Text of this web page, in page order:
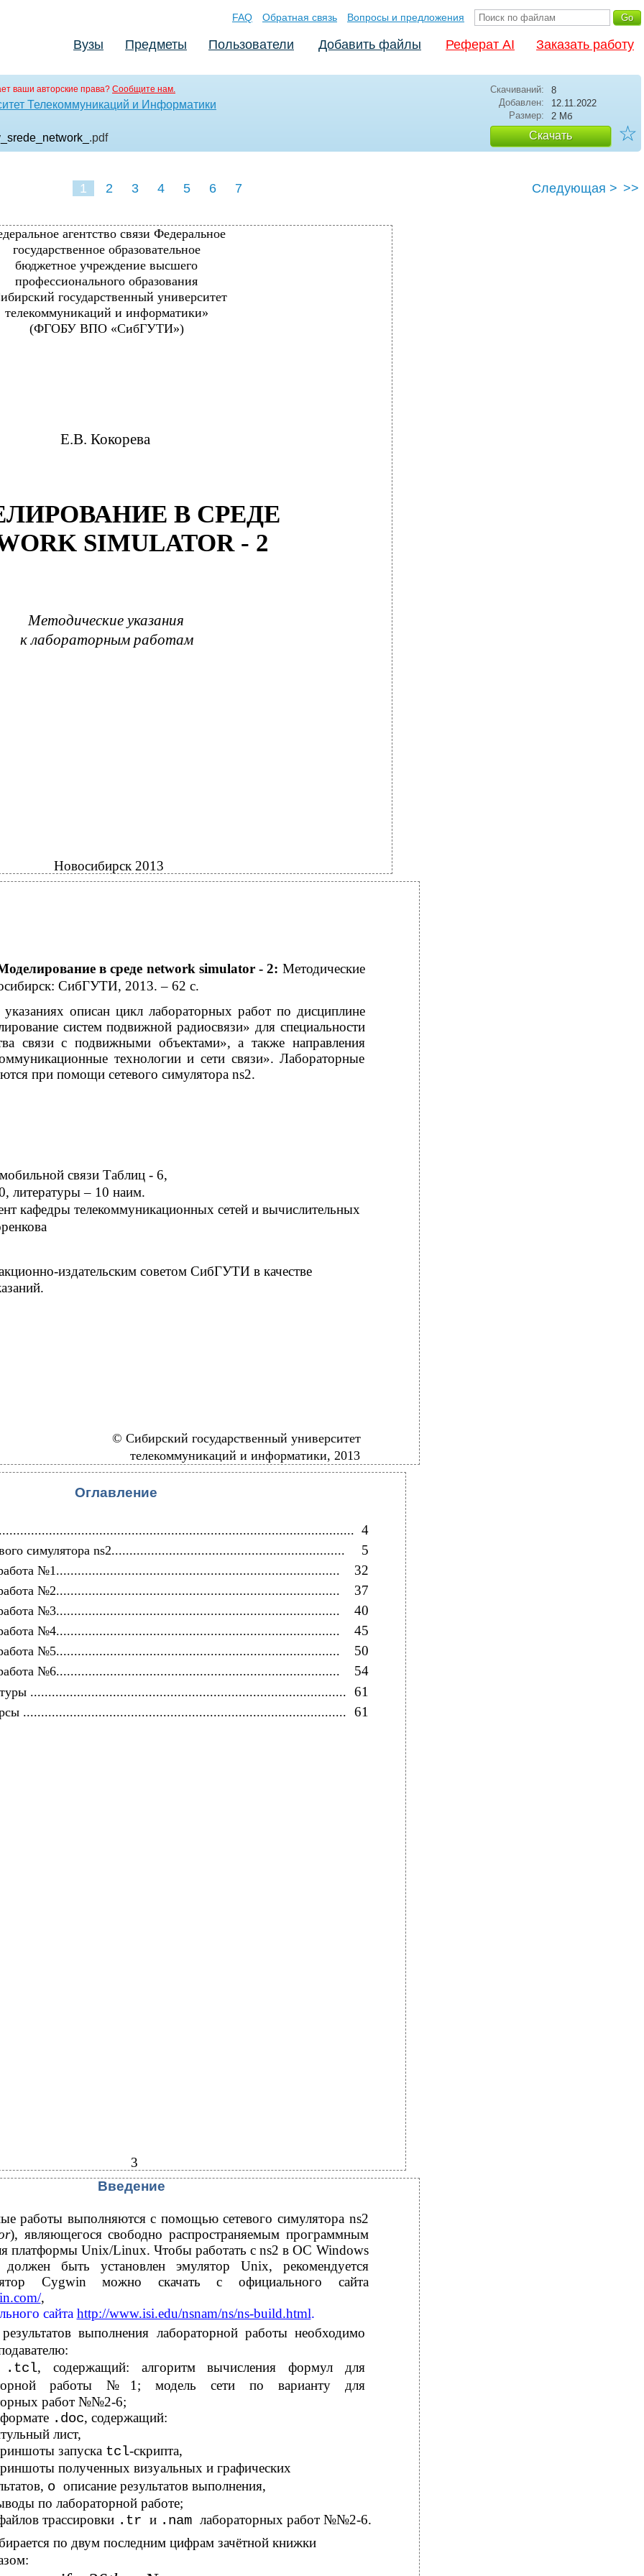
FAQ Обратная связь Вопросы и предложения
Вузы Предметы Пользователи Добавить файлы Реферат AI Заказать работу
ваши авторские права? Сообщите нам.
Телекоммуникаций и Информатики
.pdf
Скачиваний:
8
Добавлен:
12.11.2022
Размер:
2 Мб
Скачать ☆
1 2 3 4 5 6 7 Следующая > >>
агентство связи Федеральное
государственное образовательное
бюджетное учреждение высшего
профессионального образования
государственный университет
телекоммуникаций и информатики»
(ФГОБУ ВПО «СибГУТИ»)
Е.В. Кокорева
В СРЕДЕ
SIMULATOR - 2
Методические указания
к лабораторным работам
Новосибирск 2013
в среде network simulator - 2: Методические
СибГУТИ, 2013. – 62 c.
описан цикл лабораторных работ по дисциплине
систем подвижной радиосвязи» для специальности
связи с подвижными объектами», а также направления
технологии и сети связи». Лабораторные
при помощи сетевого симулятора ns2.
связи Таблиц - 6,
литературы – 10 наим.
кафедры телекоммуникационных сетей и вычислительных
издательским советом СибГУТИ в качестве
© Сибирский государственный университет
телекоммуникаций и информатики, 2013
Оглавление
4
симулятора ns2................................................................. 5
№1............................................................................... 32
№2............................................................................... 37
№3............................................................................... 40
№4............................................................................... 45
№5............................................................................... 50
№6............................................................................... 54
........................................................................................ 61
.......................................................................................... 61
3
Введение
работы выполняются с помощью сетевого симулятора ns2
), являющегося свободно распространяемым программным
платформы Unix/Linux. Чтобы работать с ns2 в ОС Windows
быть установлен эмулятор Unix, рекомендуется
Cygwin можно скачать с официального сайта
,
сайта http://www.isi.edu/nsnam/ns/ns-build.html.
результатов выполнения лабораторной работы необходимо
.tcl, содержащий: алгоритм вычисления формул для
работы №1; модель сети по варианту для
работ №№2-6;
.doc, содержащий:
лист,
запуска tcl-скрипта,
полученных визуальных и графических
o описание результатов выполнения,
по лабораторной работе;
трассировки .tr и .nam лабораторных работ №№2-6.
по двум последним цифрам зачётной книжки